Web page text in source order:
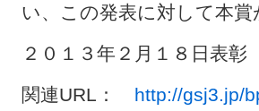
い、この発表に対して本
２０１３年２月１８日表彰
関連URL： http://gsj3.jp/